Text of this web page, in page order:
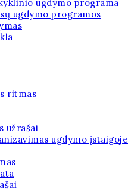
ugdymo programa
ugdymo programos
ritmas
užrašai
ugdymo įstaigoje